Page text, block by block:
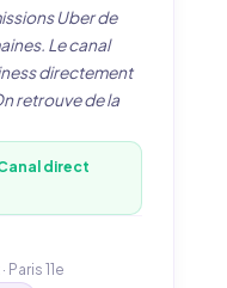
Uber de
Le canal
directement
retrouve de la
direct
11e